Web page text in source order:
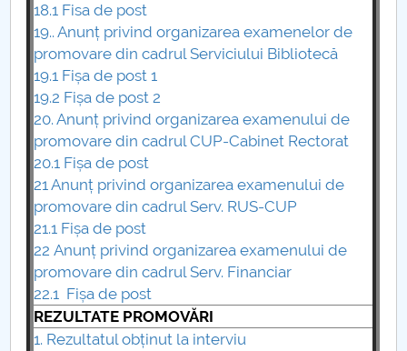
18.1 Fisa de post
19.. Anunț privind organizarea examenelor de
promovare din cadrul Serviciului Bibliotecă
19.1 Fișa de post 1
19.2 Fișa de post 2
20. Anunț privind organizarea examenului de
promovare din cadrul CUP-Cabinet Rectorat
20.1 Fișa de post
21 Anunț privind organizarea examenului de
promovare din cadrul Serv. RUS-CUP
21.1 Fișa de post
22 Anunț privind organizarea examenului de
promovare din cadrul Serv. Financiar
22.1 Fișa de post
REZULTATE PROMOVĂRI
1. Rezultatul obținut la interviu